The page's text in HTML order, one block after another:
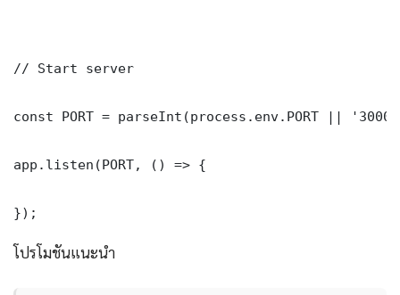
// Start server
const PORT = parseInt(process.env.PORT ||
app.listen(PORT, () => {
});
โปรโมชันแนะนำ